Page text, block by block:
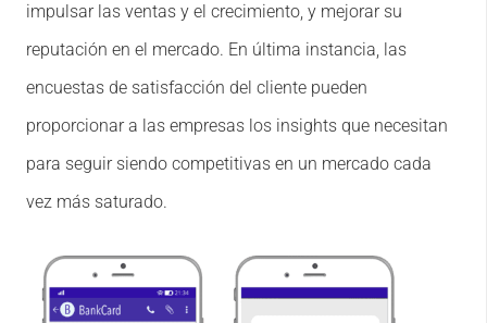
impulsar las ventas y el crecimiento, y mejorar su
reputación en el mercado. En última instancia, las
encuestas de satisfacción del cliente pueden
proporcionar a las empresas los insights que necesitan
para seguir siendo competitivas en un mercado cada
vez más saturado.